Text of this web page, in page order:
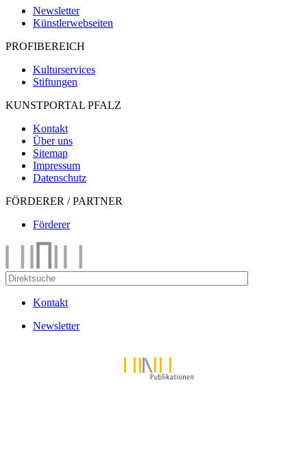
Newsletter
Künstlerwebseiten
PROFIBEREICH
Kulturservices
Stiftungen
KUNSTPORTAL PFALZ
Kontakt
Über uns
Sitemap
Impressum
Datenschutz
FÖRDERER / PARTNER
Förderer
Kontakt
Newsletter